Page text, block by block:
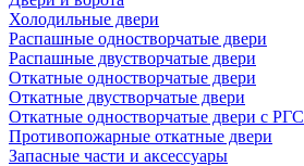
Холодильные двери
Распашные одностворчатые двери
Распашные двустворчатые двери
Откатные одностворчатые двери
Откатные двустворчатые двери
Откатные одностворчатые двери с РГС
Противопожарные откатные двери
Запасные части и аксессуары